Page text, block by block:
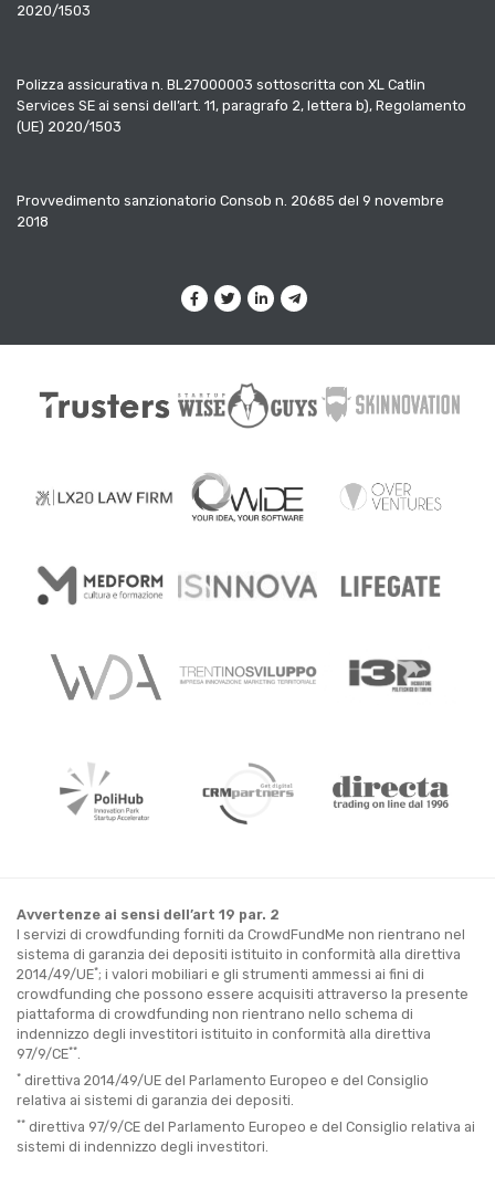
2020/1503
Polizza assicurativa n. BL27000003 sottoscritta con XL Catlin
Services SE ai sensi dell’art. 11, paragrafo 2, lettera b), Regolamento
(UE) 2020/1503
Provvedimento sanzionatorio Consob n. 20685 del 9 novembre
2018
Avvertenze ai sensi dell’art 19 par. 2
I servizi di crowdfunding forniti da CrowdFundMe non rientrano nel
sistema di garanzia dei depositi istituito in conformità alla direttiva
2014/49/UE*; i valori mobiliari e gli strumenti ammessi ai fini di
crowdfunding che possono essere acquisiti attraverso la presente
piattaforma di crowdfunding non rientrano nello schema di
indennizzo degli investitori istituito in conformità alla direttiva
97/9/CE**.
* direttiva 2014/49/UE del Parlamento Europeo e del Consiglio
relativa ai sistemi di garanzia dei depositi.
** direttiva 97/9/CE del Parlamento Europeo e del Consiglio relativa ai
sistemi di indennizzo degli investitori.